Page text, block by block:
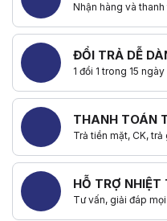
Nhận hàng và
ĐỔI TRẢ DỄ
1 đổi 1 trong 15 ngày
THANH TOÁN
Trả tiền mặt, CK,
HỖ TRỢ NHIỆT
Tư vấn, giải đáp